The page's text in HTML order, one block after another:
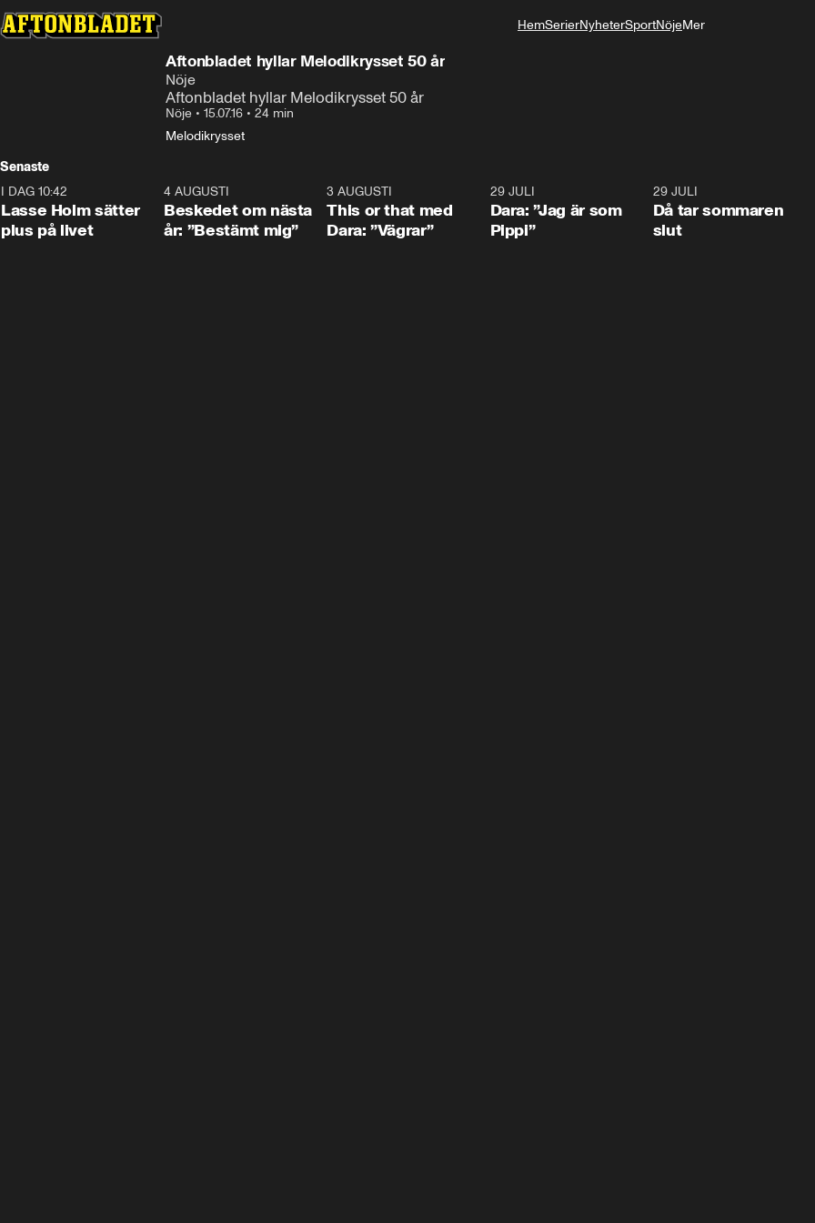
HemSerierNyheterSportNöjeMer
Aftonbladet hyllar Melodikrysset 50 år
Nöje
Aftonbladet hyllar Melodikrysset 50 år
Nöje • 15.07.16 • 24 min
Melodikrysset
Senaste
1:04
I DAG 10:42
Lasse Holm sätter
plus på livet
0:24
4 AUGUSTI
Beskedet om nästa
år: ”Bestämt mig”
3 AUGUSTI
This or that med
Dara: ”Vägrar”
29 JULI
Dara: ”Jag är som
Pippi”
29 JULI
Då tar sommaren
slut